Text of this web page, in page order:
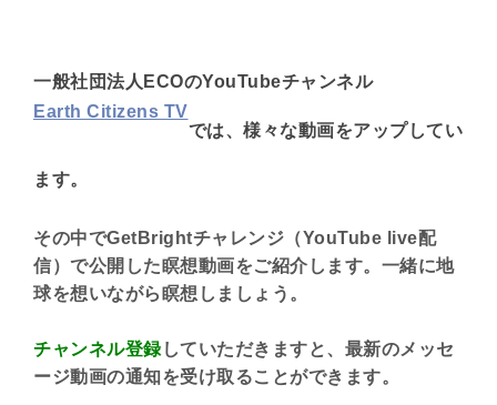
一般社団法人ECOのYouTubeチャンネル
Earth Citizens TV
では、様々な動画をアップしてい
ます。
その中でGetBrightチャレンジ（YouTube live配
信）で公開した瞑想動画をご紹介します。一緒に地
球を想いながら瞑想しましょう。
チャンネル登録していただきますと、最新のメッセ
ージ動画の通知を受け取ることができます。